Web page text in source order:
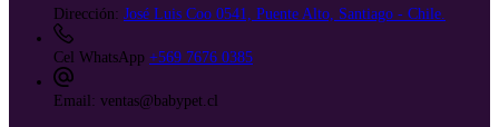
Dirección: José Luis Coo 0541, Puente Alto, Santiago - Chile.
Cel WhatsApp +569 7676 0385
Email: ventas@babypet.cl